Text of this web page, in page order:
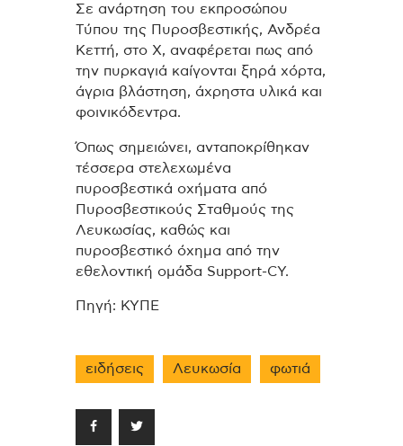
Σε ανάρτηση του εκπροσώπου
Τύπου της Πυροσβεστικής, Ανδρέα
Κεττή, στο Χ, αναφέρεται πως από
την πυρκαγιά καίγονται ξηρά χόρτα,
άγρια βλάστηση, άχρηστα υλικά και
φοινικόδεντρα.
Όπως σημειώνει, ανταποκρίθηκαν
τέσσερα στελεχωμένα
πυροσβεστικά οχήματα από
Πυροσβεστικούς Σταθμούς της
Λευκωσίας, καθώς και
πυροσβεστικό όχημα από την
εθελοντική ομάδα Support-CY.
Πηγή: ΚΥΠΕ
ειδήσεις Λευκωσία φωτιά